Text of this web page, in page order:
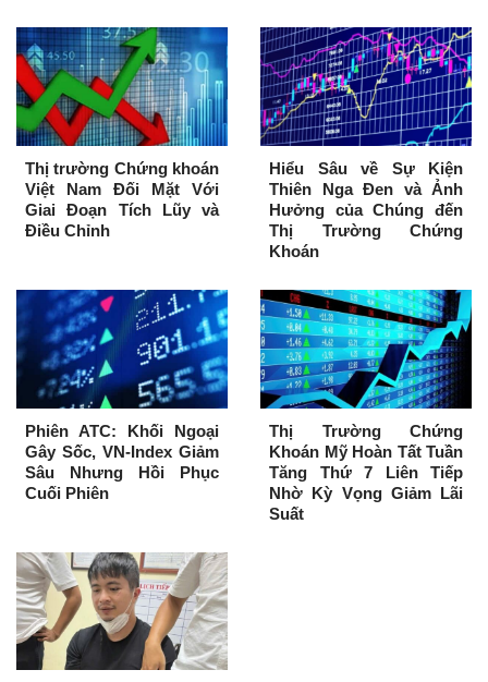
Thị trường Chứng khoán
Việt Nam Đối Mặt Với
Giai Đoạn Tích Lũy và
Điều Chỉnh
Hiểu Sâu về Sự Kiện
Thiên Nga Đen và Ảnh
Hưởng của Chúng đến
Thị Trường Chứng
Khoán
Phiên ATC: Khối Ngoại
Gây Sốc, VN-Index Giảm
Sâu Nhưng Hồi Phục
Cuối Phiên
Thị Trường Chứng
Khoán Mỹ Hoàn Tất Tuần
Tăng Thứ 7 Liên Tiếp
Nhờ Kỳ Vọng Giảm Lãi
Suất